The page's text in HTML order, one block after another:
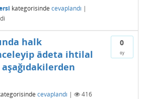
kategorisinde cevaplandı |
0
oy
halk
âdeta ihtilal
cevaplandı |
416